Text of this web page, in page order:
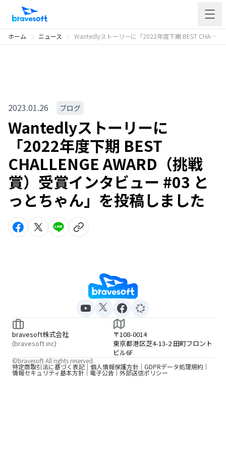
ホーム ニュース Wantedlyストーリーに「2022年度下期 BEST CHALLENGE AWARD（挑戦賞）受賞インタビュー #03 とっとちゃん」を投稿しました
2023.01.26 ブログ
Wantedlyストーリーに
「2022年度下期 BEST
CHALLENGE AWARD（挑戦
賞）受賞インタビュー #03 と
っとちゃん」を投稿しました
bravesoft株式会社
(bravesoft inc)
〒108-0014
東京都港区芝4-13-2 田町フロント
ビル6F
特定商取引法に基づく表記 個人情報保護方針 GDPRデータ処理規約
情報セキュリティ基本方針 電子公告 外部送信ポリシー
©bravesoft All rights reserved.